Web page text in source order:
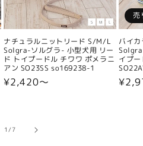
ナチュラルニットリード S/M/L
Solgra-ソルグラ- 小型犬用 リー
ド トイプードル チワワ ポメラニ
アン SO23SS so169238-1
通
¥2,420〜
売
バイ
イプ
通
1/の
7